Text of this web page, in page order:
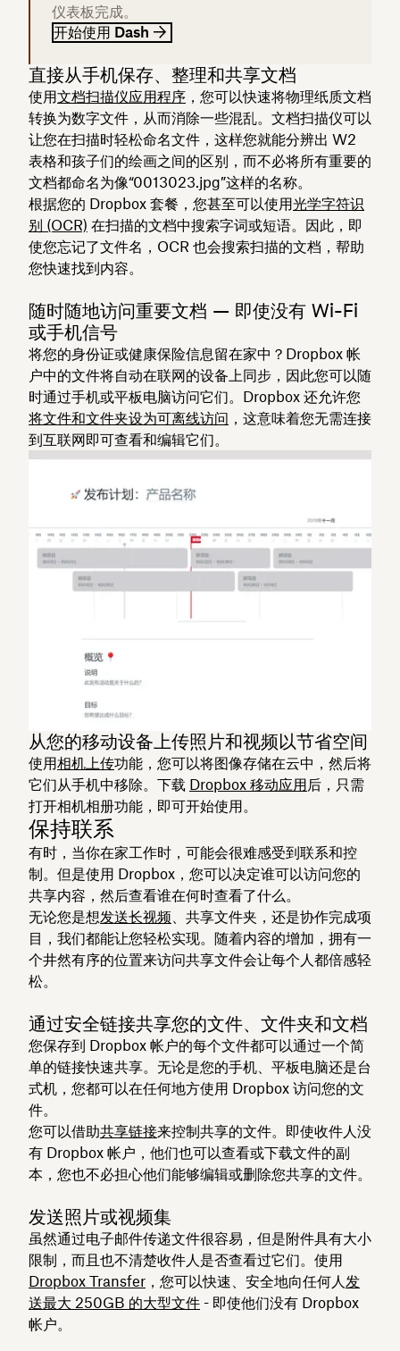
仪表板完成。
开始使用 Dash
直接从手机保存、整理和共享文档
使用文档扫描仪应用程序 ，您可以快速将物理纸质文档
转换为数字文件，从而消除一些混乱。文档扫描仪可以
让您在扫描时轻松命名文件，这样您就能分辨出 W2
表格和孩子们的绘画之间的区别，而不必将所有重要的
文档都命名为像“0013023.jpg”这样的名称。
根据您的 Dropbox 套餐，您甚至可以使用光学字符识
别 (OCR) 在扫描的文档中搜索字词或短语。因此，即
使您忘记了文件名，OCR 也会搜索扫描的文档，帮助
您快速找到内容。
随时随地访问重要文档 — 即使没有 Wi-Fi
或手机信号
将您的身份证或健康保险信息留在家中？Dropbox 帐
户中的文件将自动在联网的设备上同步，因此您可以随
时通过手机或平板电脑访问它们。Dropbox 还允许您
将文件和文件夹设为可离线访问 ，这意味着您无需连接
到互联网即可查看和编辑它们。
从您的移动设备上传照片和视频以节省空间
使用相机上传功能，您可以将图像存储在云中，然后将
它们从手机中移除。下载 Dropbox 移动应用后，只需
打开相机相册功能，即可开始使用。
保持联系
有时，当你在家工作时，可能会很难感受到联系和控
制。但是使用 Dropbox，您可以决定谁可以访问您的
共享内容，然后查看谁在何时查看了什么。
无论您是想发送长视频、共享文件夹，还是协作完成项
目，我们都能让您轻松实现。随着内容的增加，拥有一
个井然有序的位置来访问共享文件会让每个人都倍感轻
松。
通过安全链接共享您的文件、文件夹和文档
您保存到 Dropbox 帐户的每个文件都可以通过一个简
单的链接快速共享。无论是您的手机、平板电脑还是台
式机，您都可以在任何地方使用 Dropbox 访问您的文
件。
您可以借助共享链接来控制共享的文件。即使收件人没
有 Dropbox 帐户，他们也可以查看或下载文件的副
本，您也不必担心他们能够编辑或删除您共享的文件。
发送照片或视频集
虽然通过电子邮件传递文件很容易，但是附件具有大小
限制，而且也不清楚收件人是否查看过它们。使用
Dropbox Transfer ，您可以快速、安全地向任何人发
送最大 250GB 的大型文件 - 即使他们没有 Dropbox
帐户。